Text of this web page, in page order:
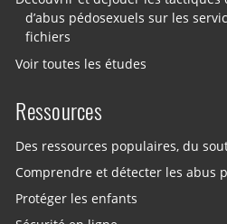
d’abus pédosexuels sur les
fichiers
Voir toutes les études
Ressources
Des ressources populaires, du
Comprendre et détecter les abus
Protéger les enfants